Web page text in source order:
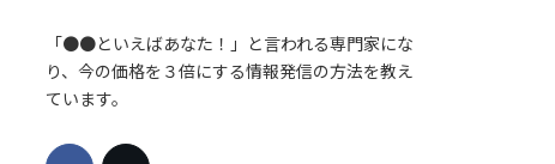
「●●といえばあなた！」と言われる専門家にな
り、今の価格を３倍にする情報発信の方法を教え
ています。